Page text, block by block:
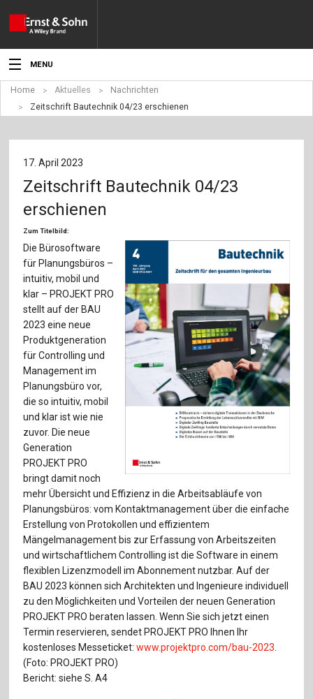
MENU
Aktuelles
Angebote
Fachgebiete
Werben
Service
Für Autor:innen
Verlag
Sprache / Language: DE Sprache / Language: EN
Home Aktuelles
Nachrichten
Zeitschrift Bautechnik 04/23 erschienen
17. April 2023
Zeitschrift Bautechnik 04/23
erschienen
Zum Titelbild:
Die Bürosoftware
für Planungsbüros –
intuitiv, mobil und
klar – PROJEKT PRO
stellt auf der BAU
2023 eine neue
Produktgeneration
für Controlling und
Management im
Planungsbüro vor,
die so intuitiv, mobil
und klar ist wie nie
zuvor. Die neue
Generation
PROJEKT PRO
bringt damit noch
mehr Übersicht und Effizienz in die Arbeitsabläufe von
Planungsbüros: vom Kontaktmanagement über die einfache
Erstellung von Protokollen und effizientem
Mängelmanagement bis zur Erfassung von Arbeitszeiten
und wirtschaftlichem Controlling ist die Software in einem
flexiblen Lizenzmodell im Abonnement nutzbar. Auf der
BAU 2023 können sich Architekten und Ingenieure individuell
zu den Möglichkeiten und Vorteilen der neuen Generation
PROJEKT PRO beraten lassen. Wenn Sie sich jetzt einen
Termin reservieren, sendet PROJEKT PRO Ihnen Ihr
kostenloses Messeticket:www.projektpro.com/bau-2023
(Foto: PROJEKT PRO)
Bericht: siehe S. A4